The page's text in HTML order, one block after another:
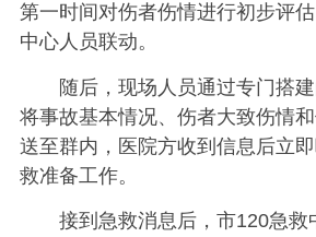
第一时间对伤者伤情进行初步评
中心人员联动。
随后，现场人员通过专门搭
将事故基本情况、伤者大致伤情
送至群内，医院方收到信息后立
救准备工作。
接到急救消息后，市120急救